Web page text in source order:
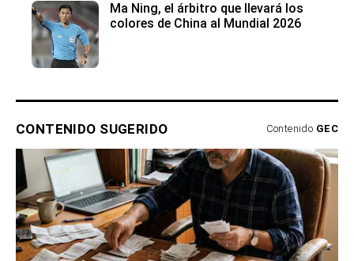
Ma Ning, el árbitro que llevará los
colores de China al Mundial 2026
CONTENIDO SUGERIDO Contenido GEC